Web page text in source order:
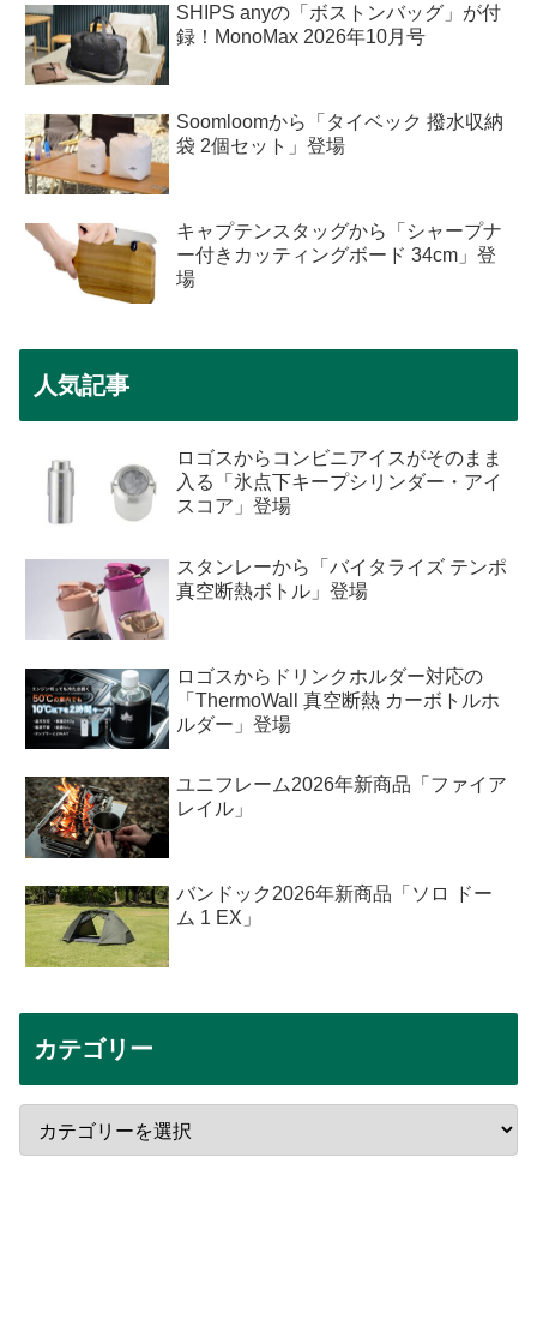
SHIPS anyの「ボストンバッグ」が付
録！MonoMax 2026年10月号
Soomloomから「タイベック 撥水収納
袋 2個セット」登場
キャプテンスタッグから「シャープナ
ー付きカッティングボード 34cm」登
場
人気記事
ロゴスからコンビニアイスがそのまま
入る「氷点下キープシリンダー・アイ
スコア」登場
スタンレーから「バイタライズ テンポ
真空断熱ボトル」登場
ロゴスからドリンクホルダー対応の
「ThermoWall 真空断熱 カーボトルホ
ルダー」登場
ユニフレーム2026年新商品「ファイア
レイル」
バンドック2026年新商品「ソロ ドー
ム 1 EX」
カテゴリー